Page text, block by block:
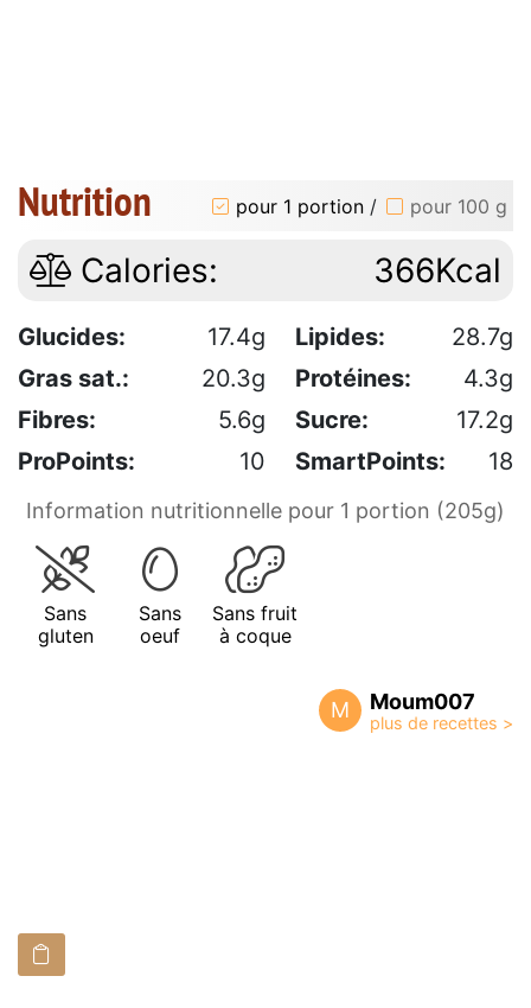
Nutrition pour 1 portion / pour 100 g
Calories: 366Kcal
Glucides: 17.4g Lipides:
28.7g
Gras sat.:
20.3g Protéines:
4.3g
Fibres:
5.6g Sucre:
17.2g
ProPoints:
10 SmartPoints: 18
Information nutritionnelle pour 1 portion (205g)
Sans
gluten
Sans
oeuf
Sans fruit
à coque
M Moum007